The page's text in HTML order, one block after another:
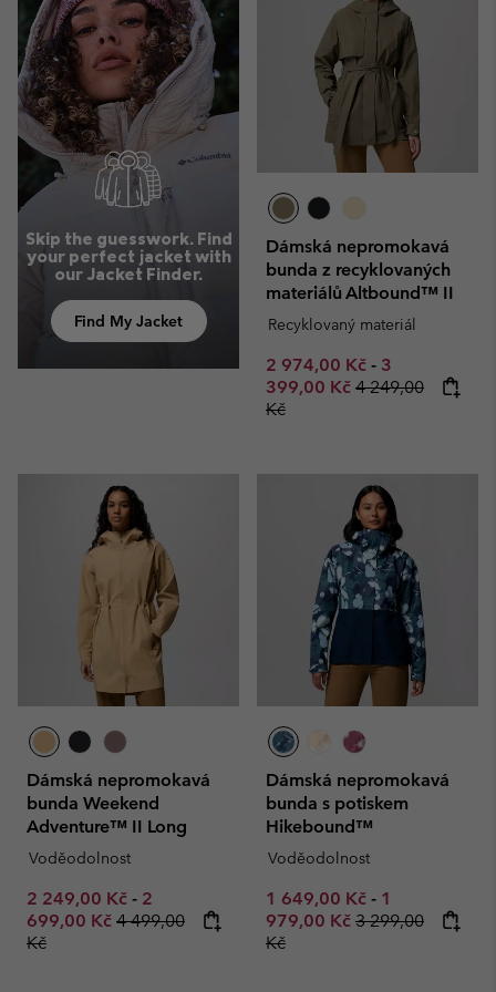
Skip the guesswork. Find
your perfect jacket with
our Jacket Finder.
Find My Jacket
Dámská nepromokavá
bunda z recyklovaných
materiálů Altbound™ II
Recyklovaný materiál
Minimum sale price:
2 974,00 Kč - Maximum
3
399,00 Kč Regular price:
4 249,00
Kč
Dámská nepromokavá
bunda Weekend
Adventure™ II Long
Voděodolnost
Minimum sale price:
2 249,00 Kč - Maximum sale price:
2
699,00 Kč Regular price:
4 499,00
Kč
Dámská nepromokavá
bunda s potiskem
Hikebound™
Voděodolnost
Minimum sale price:
1 649,00 Kč - Maximum
1
979,00 Kč Regular price:
3 299,00
Kč